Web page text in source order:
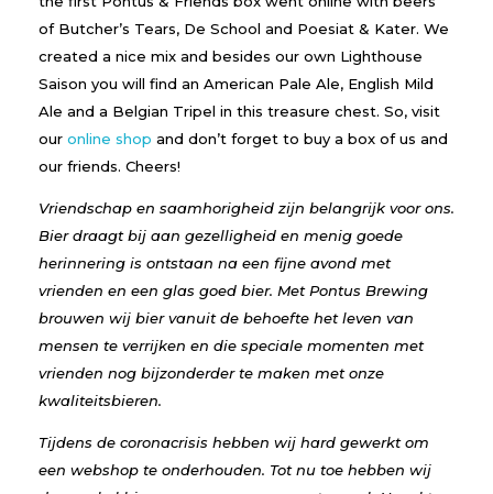
of Butcher’s Tears, De School and Poesiat & Kater. We
created a nice mix and besides our own Lighthouse
Saison you will find an American Pale Ale, English Mild
Ale and a Belgian Tripel in this treasure chest. So, visit
our online shop and don’t forget to buy a box of us and
our friends. Cheers!
Vriendschap en saamhorigheid zijn belangrijk voor ons.
Bier draagt bij aan gezelligheid en menig goede
herinnering is ontstaan na een fijne avond met
vrienden en een glas goed bier. Met Pontus Brewing
brouwen wij bier vanuit de behoefte het leven van
mensen te verrijken en die speciale momenten met
vrienden nog bijzonderder te maken met onze
kwaliteitsbieren.
Tijdens de coronacrisis hebben wij hard gewerkt om
een webshop te onderhouden. Tot nu toe hebben wij